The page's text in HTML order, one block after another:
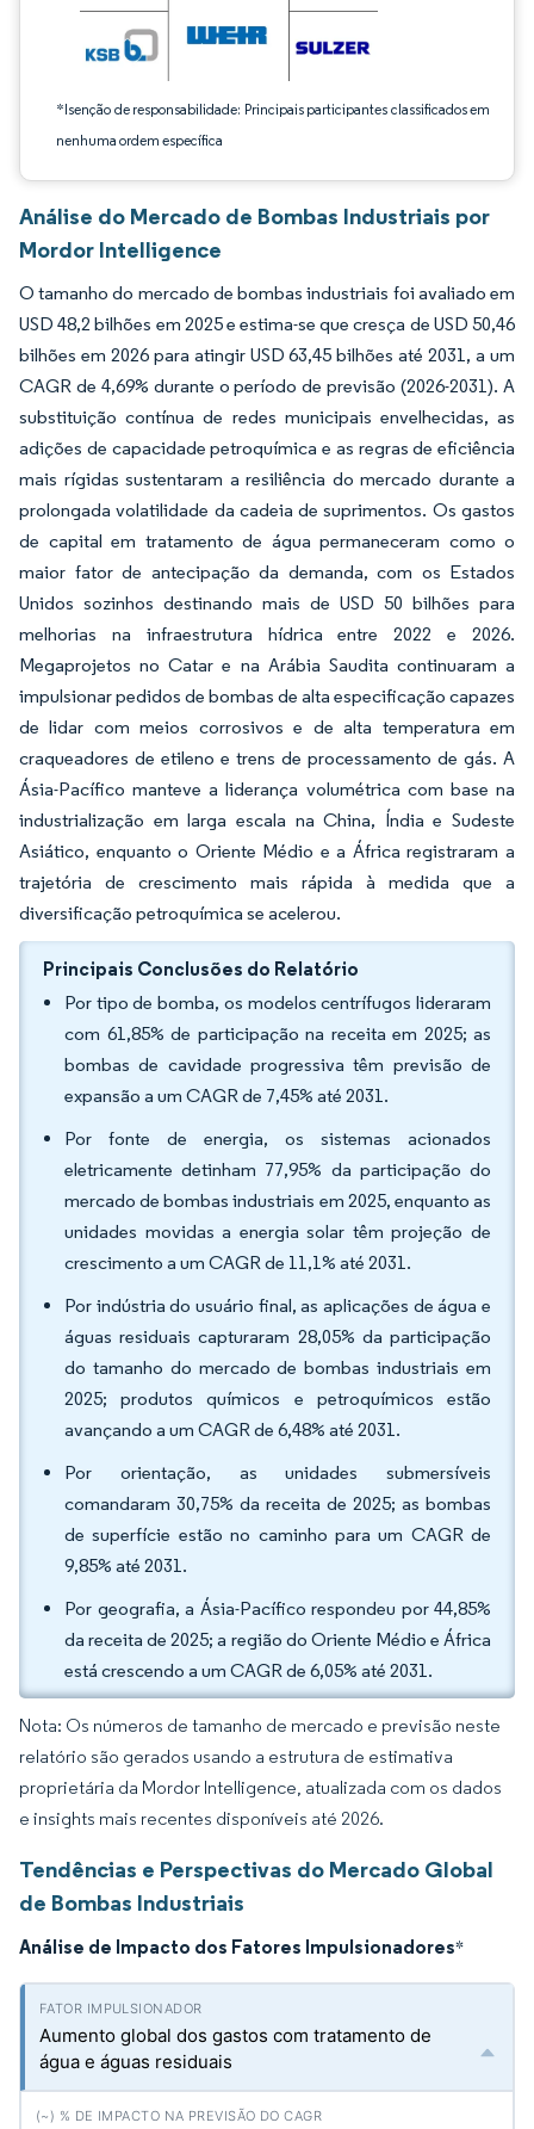
*Isenção de responsabilidade: Principais participantes classificados em
nenhuma ordem específica
Análise do Mercado de Bombas Industriais por
Mordor Intelligence
O tamanho do mercado de bombas industriais foi avaliado em
USD 48,2 bilhões em 2025 e estima-se que cresça de USD 50,46
bilhões em 2026 para atingir USD 63,45 bilhões até 2031, a um
CAGR de 4,69% durante o período de previsão (2026-2031). A
substituição contínua de redes municipais envelhecidas, as
adições de capacidade petroquímica e as regras de eficiência
mais rígidas sustentaram a resiliência do mercado durante a
prolongada volatilidade da cadeia de suprimentos. Os gastos
de capital em tratamento de água permaneceram como o
maior fator de antecipação da demanda, com os Estados
Unidos sozinhos destinando mais de USD 50 bilhões para
melhorias na infraestrutura hídrica entre 2022 e 2026.
Megaprojetos no Catar e na Arábia Saudita continuaram a
impulsionar pedidos de bombas de alta especificação capazes
de lidar com meios corrosivos e de alta temperatura em
craqueadores de etileno e trens de processamento de gás. A
Ásia-Pacífico manteve a liderança volumétrica com base na
industrialização em larga escala na China, Índia e Sudeste
Asiático, enquanto o Oriente Médio e a África registraram a
trajetória de crescimento mais rápida à medida que a
diversificação petroquímica se acelerou.
Principais Conclusões do Relatório
Por tipo de bomba, os modelos centrífugos lideraram
com 61,85% de participação na receita em 2025; as
bombas de cavidade progressiva têm previsão de
expansão a um CAGR de 7,45% até 2031.
Por fonte de energia, os sistemas acionados
eletricamente detinham 77,95% da participação do
mercado de bombas industriais em 2025, enquanto as
unidades movidas a energia solar têm projeção de
crescimento a um CAGR de 11,1% até 2031.
Por indústria do usuário final, as aplicações de água e
águas residuais capturaram 28,05% da participação
do tamanho do mercado de bombas industriais em
2025; produtos químicos e petroquímicos estão
avançando a um CAGR de 6,48% até 2031.
Por orientação, as unidades submersíveis
comandaram 30,75% da receita de 2025; as bombas
de superfície estão no caminho para um CAGR de
9,85% até 2031.
Por geografia, a Ásia-Pacífico respondeu por 44,85%
da receita de 2025; a região do Oriente Médio e África
está crescendo a um CAGR de 6,05% até 2031.
Nota: Os números de tamanho de mercado e previsão neste
relatório são gerados usando a estrutura de estimativa
proprietária da Mordor Intelligence, atualizada com os dados
e insights mais recentes disponíveis até 2026.
Tendências e Perspectivas do Mercado Global
de Bombas Industriais
Análise de Impacto dos Fatores Impulsionadores*
Aumento global dos gastos com tratamento de
água e águas residuais